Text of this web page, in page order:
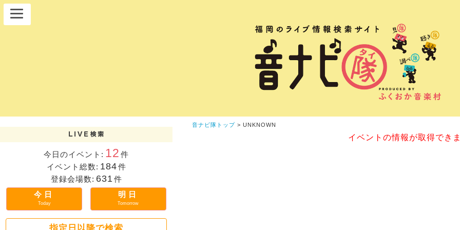
今日のイベント: 12 件
イベント総数: 184件
登録会場数: 631 件
今日
Today
明日
Tomorrow
指定日以降で検索
音ナビ隊トップ > UNKNOWN
イベントの情報が取得でき